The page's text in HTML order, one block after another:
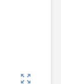
zoom_out_map